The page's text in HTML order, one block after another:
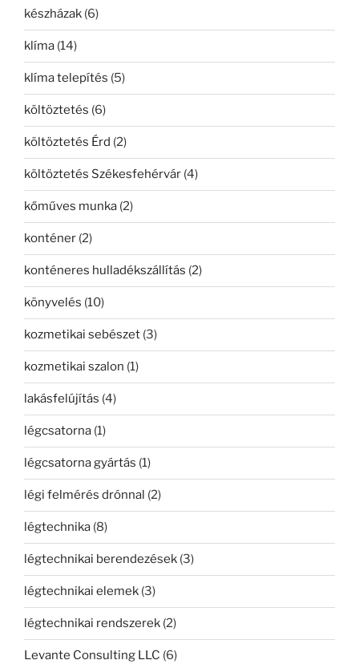
készházak (6)
klíma (14)
klíma telepítés (5)
költöztetés (6)
költöztetés Érd (2)
költöztetés Székesfehérvár (4)
kőműves munka (2)
konténer (2)
konténeres hulladékszállítás (2)
könyvelés (10)
kozmetikai sebészet (3)
kozmetikai szalon (1)
lakásfelújítás (4)
légcsatorna (1)
légcsatorna gyártás (1)
légi felmérés drónnal (2)
légtechnika (8)
légtechnikai berendezések (3)
légtechnikai elemek (3)
légtechnikai rendszerek (2)
Levante Consulting LLC (6)